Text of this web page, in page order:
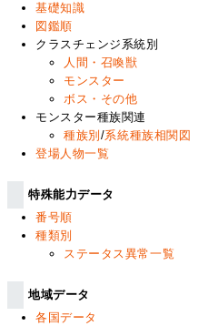
基礎知識
図鑑順
クラスチェンジ系統別
人間・召喚獣
モンスター
ボス・その他
モンスター種族関連
種族別 /系統種族相関図
登場人物一覧
特殊能力データ
番号順
種類別
ステータス異常一覧
地域データ
各国データ